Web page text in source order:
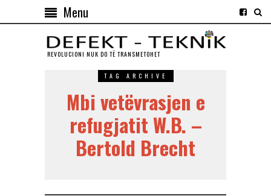
Menu
REVOLUCIONI NUK DO TЁ TRANSMETOHET
TAG ARCHIVE
Mbi vetëvrasjen e
refugjatit W.B. –
Bertold Brecht